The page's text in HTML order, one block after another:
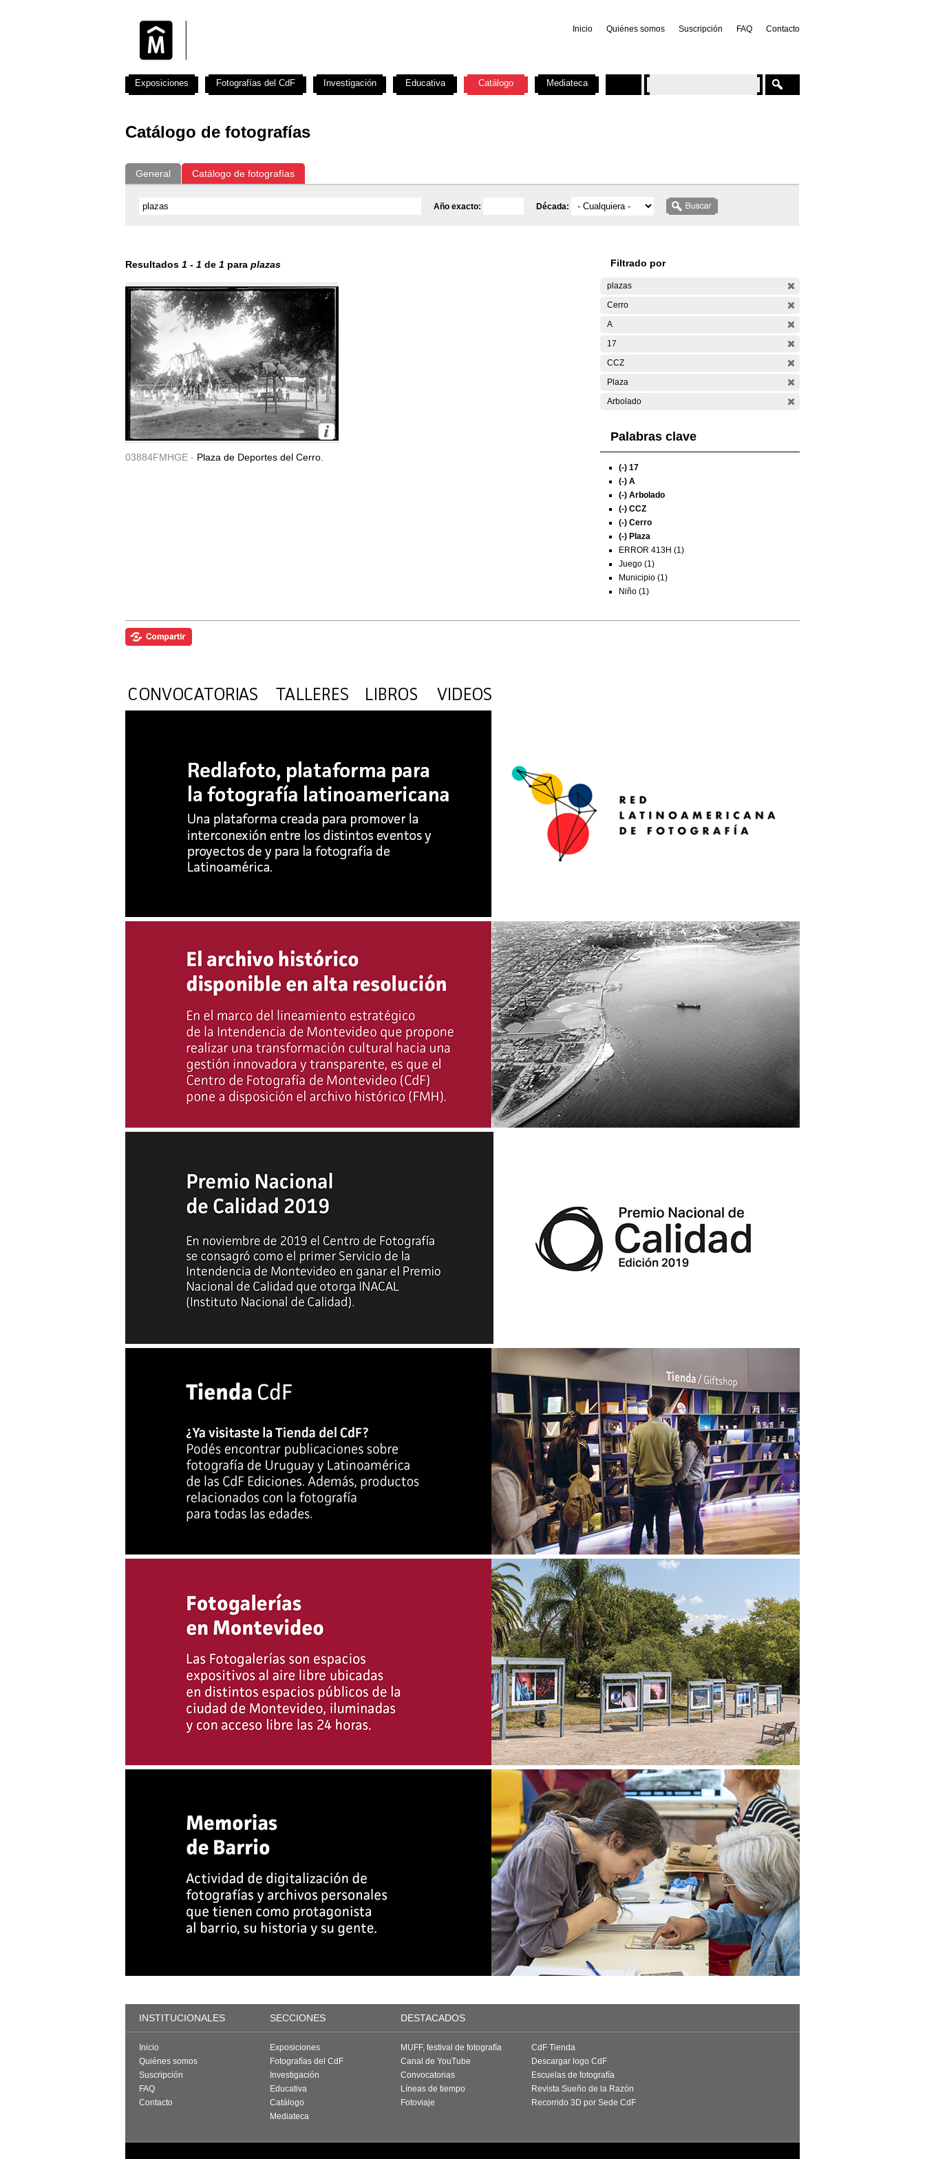
Inicio Quiénes somos Suscripción FAQ Contacto
Catálogo de fotografías
General Catálogo de fotografías
Año exacto: Década:
Resultados 1 - 1 de 1 para plazas
03884FMHGE - Plaza de Deportes del Cerro.
Filtrado por
plazas
Cerro
A
17
CCZ
Plaza
Arbolado
Palabras clave
(-) 17
(-) A
(-) Arbolado
(-) CCZ
(-) Cerro
(-) Plaza
ERROR 413H (1)
Juego (1)
Municipio (1)
Niño (1)
Exposiciones Fotografías del CdF Investigación Educativa Catálogo Mediateca
INSTITUCIONALES SECCIONES DESTACADOS
Inicio
Quiénes somos
Suscripción
FAQ
Contacto
Exposiciones
Fotografías del CdF
Investigación
Educativa
Catálogo
Mediateca
MUFF, festival de fotografía
Canal de YouTube
Convocatorias
Líneas de tiempo
Fotoviaje
CdF Tienda
Descargar logo CdF
Escuelas de fotografía
Revista Sueño de la Razón
Recorrido 3D por Sede CdF